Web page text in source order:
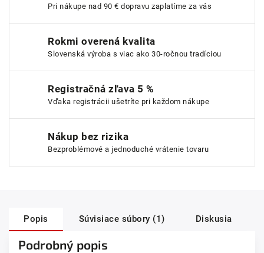
Pri nákupe nad 90 € dopravu zaplatíme za vás
Rokmi overená kvalita
Slovenská výroba s viac ako 30-ročnou tradíciou
Registračná zľava 5 %
Vďaka registrácii ušetríte pri každom nákupe
Nákup bez rizika
Bezproblémové a jednoduché vrátenie tovaru
Popis Súvisiace súbory (1) Diskusia
Podrobný popis